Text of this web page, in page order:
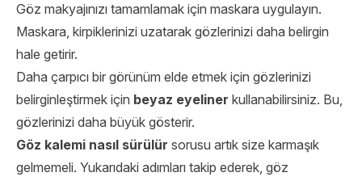
Göz makyajınızı tamamlamak için maskara uygulayın.
Maskara, kirpiklerinizi uzatarak gözlerinizi daha belirgin
hale getirir.
Daha çarpıcı bir görünüm elde etmek için gözlerinizi
belirginleştirmek için beyaz eyeliner kullanabilirsiniz. Bu,
gözlerinizi daha büyük gösterir.
Göz kalemi nasıl sürülür sorusu artık size karmaşık
gelmemeli. Yukarıdaki adımları takip ederek, göz